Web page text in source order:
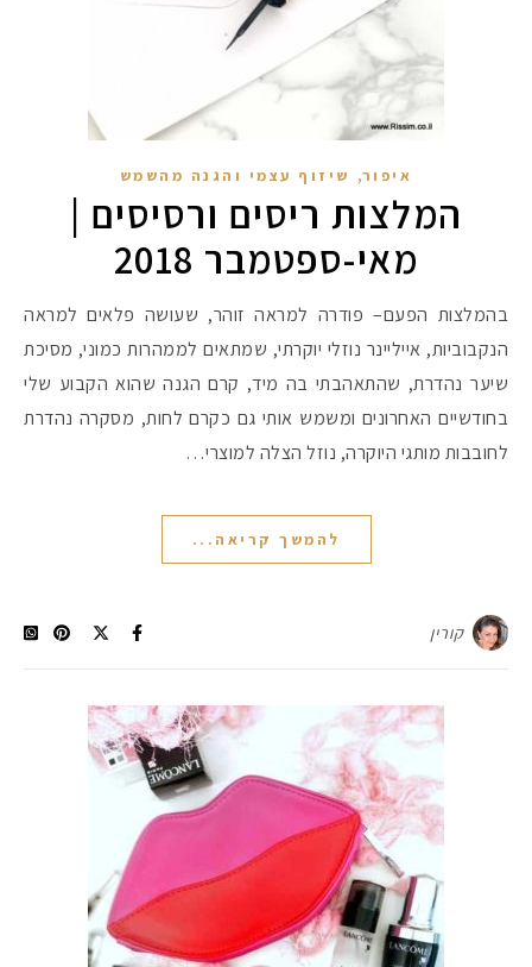
איפור, שיזוף עצמי והגנה מהשמש
המלצות ריסים ורסיסים |
מאי-ספטמבר 2018
בהמלצות הפעם– פודרה למראה זוהר, שעושה פלאים למראה
הנקבוביות, אייליינר נוזלי יוקרתי, שמתאים לממהרות כמוני, מסיכת
שיער נהדרת, שהתאהבתי בה מיד, קרם הגנה שהוא הקבוע שלי
בחודשיים האחרונים ומשמש אותי גם כקרם לחות, מסקרה נהדרת
לחובבות מותגי היוקרה, נוזל הצלה למוצרי…
להמשך קריאה...
קורין